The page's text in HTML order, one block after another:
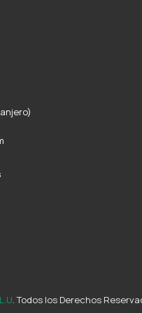
. Todos los Derechos